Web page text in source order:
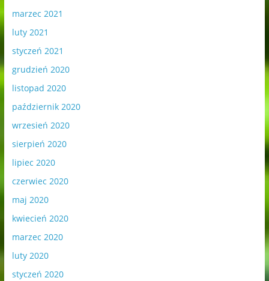
marzec 2021
luty 2021
styczeń 2021
grudzień 2020
listopad 2020
październik 2020
wrzesień 2020
sierpień 2020
lipiec 2020
czerwiec 2020
maj 2020
kwiecień 2020
marzec 2020
luty 2020
styczeń 2020